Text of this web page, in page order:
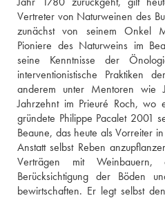
Vertreter von Naturweinen des
zunächst von seinem Onkel
Pioniere des Naturweins im
seine Kenntnisse der
interventionistische Praktiken
anderem unter Mentoren wie
Jahrzehnt im Prieuré Roch, wo
gründete Philippe Pacalet 2001
Beaune, das heute als Vorreiter
Anstatt selbst Reben
Verträgen mit
Berücksichtigung der Böden
bewirtschaften. Er legt selbst